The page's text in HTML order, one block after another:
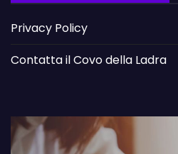
Privacy Policy
Contatta il Covo della Ladra